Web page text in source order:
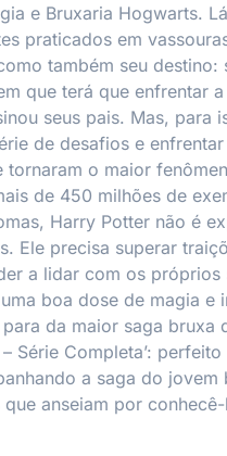
e Bruxaria Hogwarts.
praticados em
também seu
que terá que enfrentar
seus pais. Mas, para
de desafios e
tornaram o maior
de 450 milhões de
Harry Potter não é
Ele precisa superar
a lidar com os próprios
boa dose de magia e
da maior saga bruxa
Série Completa’:
a saga do
que anseiam por